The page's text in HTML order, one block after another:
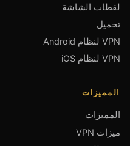
لقطات الشاشة
تحميل
VPN لنظام Android
VPN لنظام iOS
المميزات
المميزات
ميزات VPN